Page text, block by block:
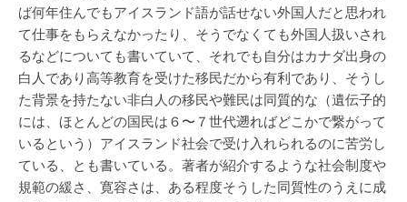
ば何年住んでもアイスランド語が話せない外国人だと思われ
て仕事をもらえなかったり、そうでなくても外国人扱いされ
るなどについても書いていて、それでも自分はカナダ出身の
白人であり高等教育を受けた移民だから有利であり、そうし
た背景を持たない非白人の移民や難民は同質的な（遺伝子的
には、ほとんどの国民は６〜７世代遡ればどこかで繋がって
いるという）アイスランド社会で受け入れられるのに苦労し
ている、とも書いている。著者が紹介するような社会制度や
規範の緩さ、寛容さは、ある程度そうした同質性のうえに成